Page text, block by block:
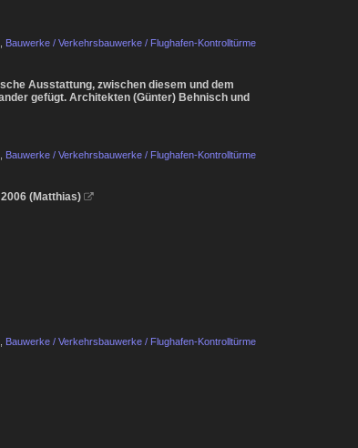
Bauwerke / Verkehrsbauwerke / Flughafen-Kontrolltürme
Ausstattung, zwischen diesem und dem
gefügt. Architekten (Günter) Behnisch und
Bauwerke / Verkehrsbauwerke / Flughafen-Kontrolltürme
(Matthias) 
Bauwerke / Verkehrsbauwerke / Flughafen-Kontrolltürme